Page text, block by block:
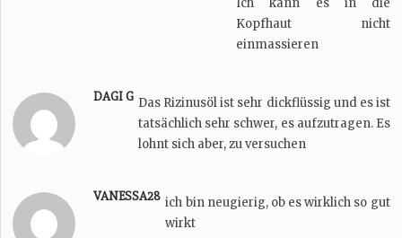
Ich kann es in die
Kopfhaut nicht
einmassieren
DAGI G Das Rizinusöl ist sehr dickflüssig und es ist
tatsächlich sehr schwer, es aufzutragen. Es
lohnt sich aber, zu versuchen
VANESSA28 ich bin neugierig, ob es wirklich so gut
wirkt